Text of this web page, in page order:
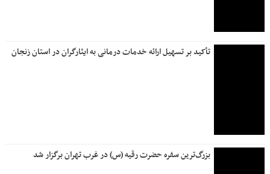
تأکید بر تسهیل ارائه خدمات درمانی به ایثارگران در استان زنجان
بزرگ‌ترین سفره حضرت رقیه (س) در غرب تهران برگزار شد